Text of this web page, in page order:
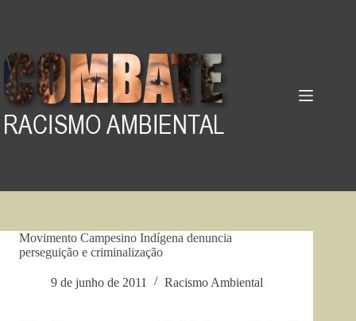
Movimento Campesino Indígena denuncia
perseguição e criminalização
9 de junho de 2011 Racismo Ambiental